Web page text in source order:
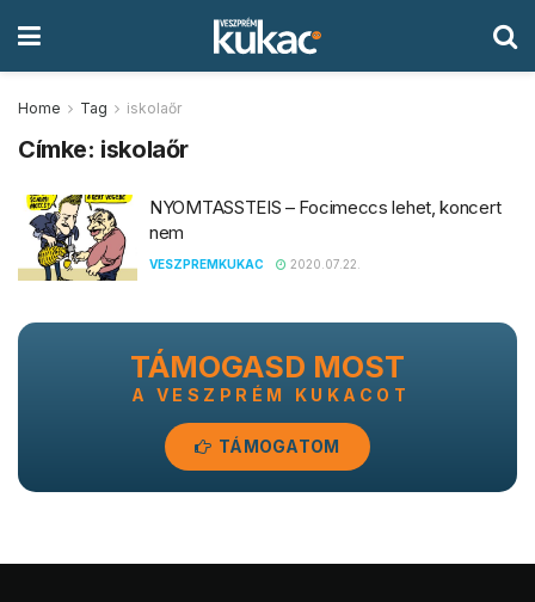
Home Tag iskolaőr
Címke: iskolaőr
NYOMTASSTEIS – Focimeccs lehet, koncert
nem
VESZPREMKUKAC 2020.07.22.
TÁMOGASD MOST
A VESZPRÉM KUKACOT
TÁMOGATOM